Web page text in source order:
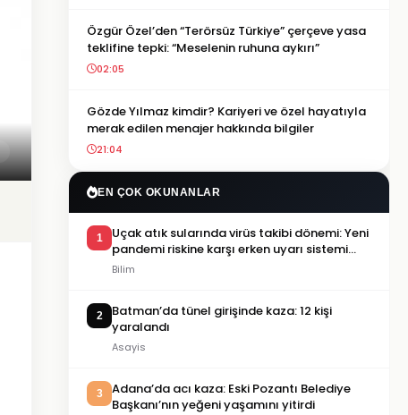
Özgür Özel’den “Terörsüz Türkiye” çerçeve yasa
teklifine tepki: “Meselenin ruhuna aykırı”
02:05
Gözde Yılmaz kimdir? Kariyeri ve özel hayatıyla
merak edilen menajer hakkında bilgiler
21:04
EN ÇOK OKUNANLAR
1
Uçak atık sularında virüs takibi dönemi: Yeni
pandemi riskine karşı erken uyarı sistemi
geliştiriliyor
Bilim
2
Batman’da tünel girişinde kaza: 12 kişi
yaralandı
Asayis
3
Adana’da acı kaza: Eski Pozantı Belediye
Başkanı’nın yeğeni yaşamını yitirdi